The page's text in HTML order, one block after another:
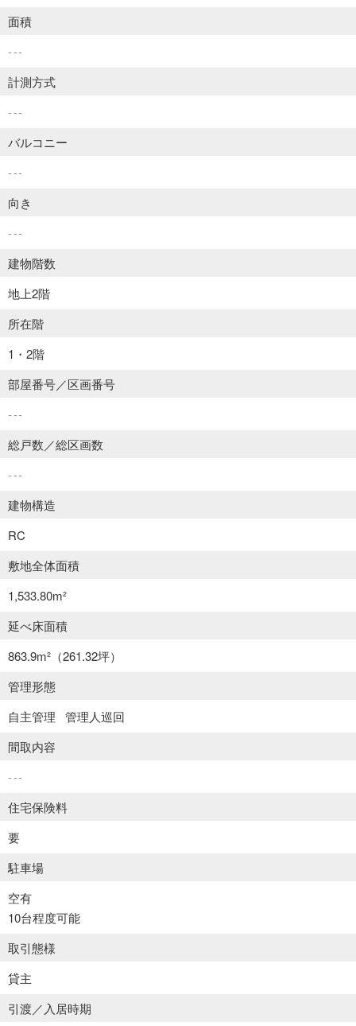
面積
---
計測方式
---
バルコニー
---
向き
---
建物階数
地上2階
所在階
1・2階
部屋番号／区画番号
---
総戸数／総区画数
---
建物構造
RC
敷地全体面積
1,533.80m²
延べ床面積
863.9m² （261.32坪）
管理形態
自主管理
管理人巡回
間取内容
---
住宅保険料
要
駐車場
空有
10台程度可能
取引態様
貸主
引渡／入居時期